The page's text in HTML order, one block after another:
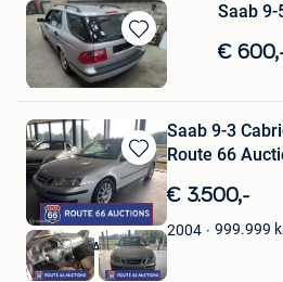
Bewaren
in
Mijn
Saab 9-
€
Grodrigues
Vorst
Bewaren
in
Mijn
Favorieten
Saab 9-3
Route 66
€ 3.500,-
2004 999.999
Route 66 Auctions
Waalwijk